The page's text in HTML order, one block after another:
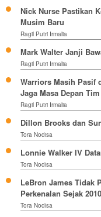
Nick Nurse Pastikan
Musim Baru
Ragil Putri Irmalia
Mark Walter Janji
Ragil Putri Irmalia
Warriors Masih Pasif
Jaga Masa Depan Tim
Ragil Putri Irmalia
Dillon Brooks dan
Tora Nodisa
Lonnie Walker IV
Tora Nodisa
LeBron James Tidak
Perkenalan Sejak 2010
Tora Nodisa